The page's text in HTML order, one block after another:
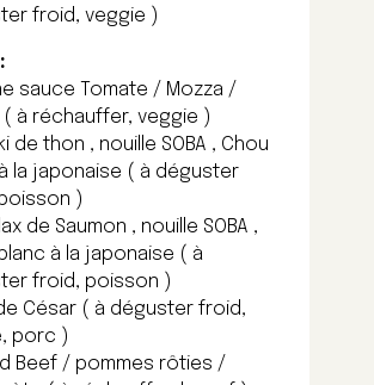
froid, veggie )
sauce Tomate / Mozza /
( à réchauffer, veggie )
de thon , nouille SOBA , Chou
la japonaise ( à déguster
)
de Saumon , nouille SOBA ,
à la japonaise ( à
froid, poisson )
César ( à déguster froid,
porc )
Beef / pommes rôties /